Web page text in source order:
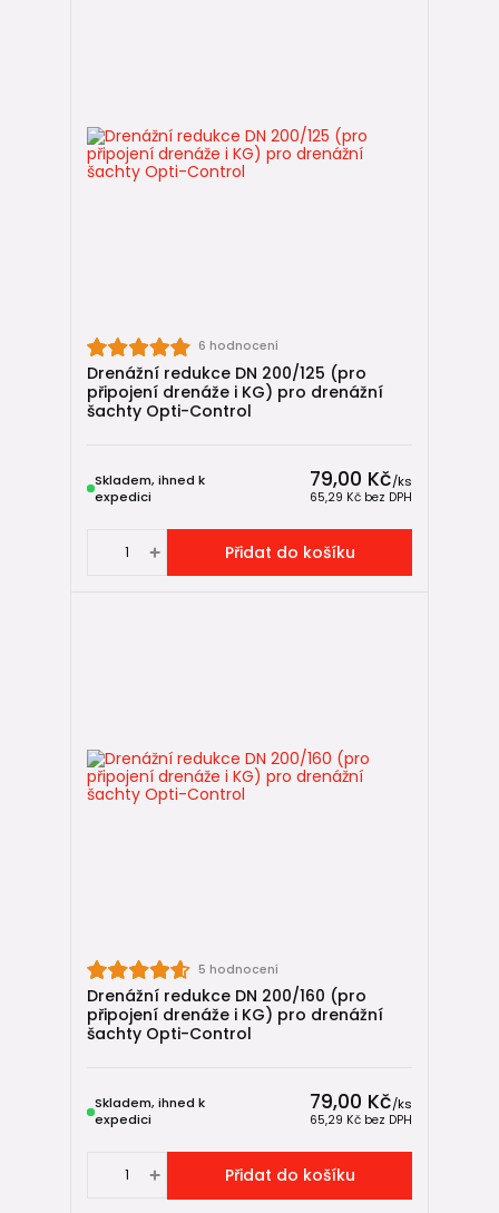
6 hodnocení
Drenážní redukce DN 200/125 (pro
připojení drenáže i KG) pro drenážní
šachty Opti-Control
79,00 Kč/ks
65,29 Kč bez DPH
Skladem, ihned k
expedici
Přidat do košíku
5 hodnocení
Drenážní redukce DN 200/160 (pro
připojení drenáže i KG) pro drenážní
šachty Opti-Control
79,00 Kč/ks
65,29 Kč bez DPH
Skladem, ihned k
expedici
Přidat do košíku